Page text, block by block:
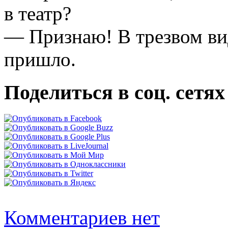
в театр?
— Признаю! В трезвом
пришло.
Поделиться в соц. сетях
Комментариев нет